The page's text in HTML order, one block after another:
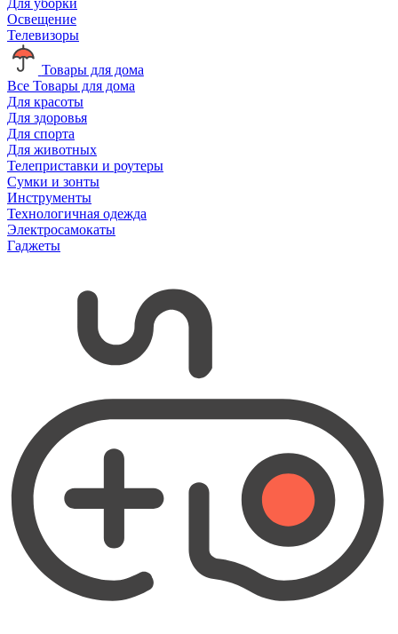
Освещение
Телевизоры
Товары для дома
Все Товары для дома
Для красоты
Для здоровья
Для спорта
Для животных
Телеприставки и роутеры
Сумки и зонты
Инструменты
Технологичная одежда
Электросамокаты
Гаджеты